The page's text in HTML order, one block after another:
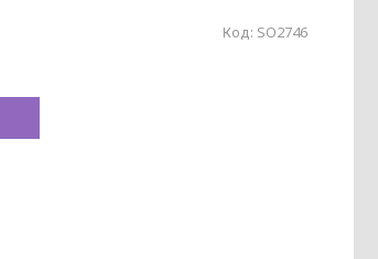
Код: SO2746